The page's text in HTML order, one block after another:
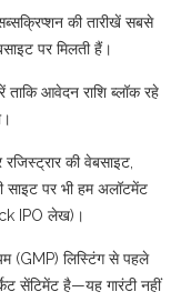
की तारीखें सबसे
पर मिलती हैं।
आवेदन राशि ब्लॉक रहे
की वेबसाइट,
पर भी हम अलॉटमेंट
IPO लेख)।
(GMP) लिस्टिंग से पहले
सेंटिमेंट है—यह गारंटी नहीं